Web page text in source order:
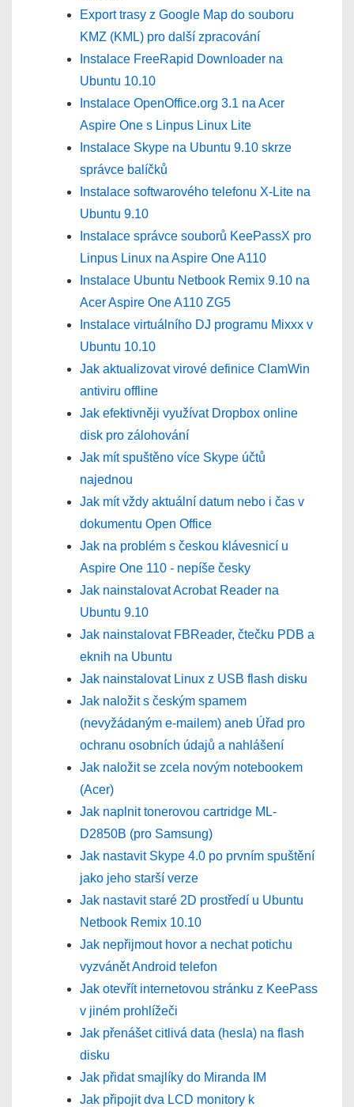
Export trasy z Google Map do souboru
KMZ (KML) pro další zpracování
Instalace FreeRapid Downloader na
Ubuntu 10.10
Instalace OpenOffice.org 3.1 na Acer
Aspire One s Linpus Linux Lite
Instalace Skype na Ubuntu 9.10 skrze
správce balíčků
Instalace softwarového telefonu X-Lite na
Ubuntu 9.10
Instalace správce souborů KeePassX pro
Linpus Linux na Aspire One A110
Instalace Ubuntu Netbook Remix 9.10 na
Acer Aspire One A110 ZG5
Instalace virtuálního DJ programu Mixxx v
Ubuntu 10.10
Jak aktualizovat virové definice ClamWin
antiviru offline
Jak efektivněji využívat Dropbox online
disk pro zálohování
Jak mít spuštěno více Skype účtů
najednou
Jak mít vždy aktuální datum nebo i čas v
dokumentu Open Office
Jak na problém s českou klávesnicí u
Aspire One 110 - nepíše česky
Jak nainstalovat Acrobat Reader na
Ubuntu 9.10
Jak nainstalovat FBReader, čtečku PDB a
eknih na Ubuntu
Jak nainstalovat Linux z USB flash disku
Jak naložit s českým spamem
(nevyžádaným e-mailem) aneb Úřad pro
ochranu osobních údajů a nahlášení
Jak naložit se zcela novým notebookem
(Acer)
Jak naplnit tonerovou cartridge ML-
D2850B (pro Samsung)
Jak nastavit Skype 4.0 po prvním spuštění
jako jeho starší verze
Jak nastavit staré 2D prostředí u Ubuntu
Netbook Remix 10.10
Jak nepřijmout hovor a nechat potichu
vyzvánět Android telefon
Jak otevřít internetovou stránku z KeePass
v jiném prohlížeči
Jak přenášet citlivá data (hesla) na flash
disku
Jak přidat smajlíky do Miranda IM
Jak připojit dva LCD monitory k